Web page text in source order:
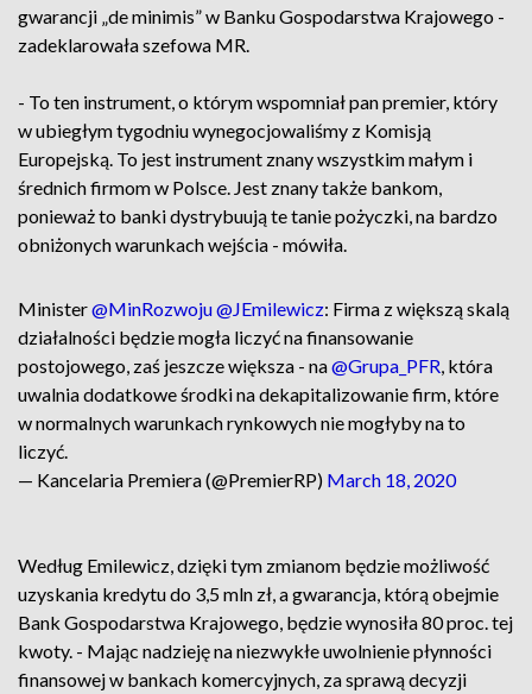
gwarancji „de minimis” w Banku Gospodarstwa Krajowego -
zadeklarowała szefowa MR.
- To ten instrument, o którym wspomniał pan premier, który
w ubiegłym tygodniu wynegocjowaliśmy z Komisją
Europejską. To jest instrument znany wszystkim małym i
średnich firmom w Polsce. Jest znany także bankom,
ponieważ to banki dystrybuują te tanie pożyczki, na bardzo
obniżonych warunkach wejścia - mówiła.
Minister@MinRozwoju@JEmilewicz: Firma z większą skalą
działalności będzie mogła liczyć na finansowanie
postojowego, zaś jeszcze większa - na@Grupa_PFR, która
uwalnia dodatkowe środki na dekapitalizowanie firm, które
w normalnych warunkach rynkowych nie mogłyby na to
liczyć.
— Kancelaria Premiera (@PremierRP) March 18, 2020
Według Emilewicz, dzięki tym zmianom będzie możliwość
uzyskania kredytu do 3,5 mln zł, a gwarancja, którą obejmie
Bank Gospodarstwa Krajowego, będzie wynosiła 80 proc. tej
kwoty. - Mając nadzieję na niezwykłe uwolnienie płynności
finansowej w bankach komercyjnych, za sprawą decyzji